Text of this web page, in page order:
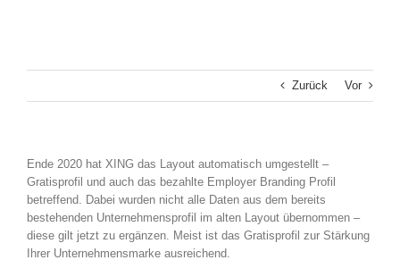
Zurück Vor
Ende 2020 hat XING das Layout automatisch umgestellt –
Gratisprofil und auch das bezahlte Employer Branding Profil
betreffend. Dabei wurden nicht alle Daten aus dem bereits
bestehenden Unternehmensprofil im alten Layout übernommen –
diese gilt jetzt zu ergänzen. Meist ist das Gratisprofil zur Stärkung
Ihrer Unternehmensmarke ausreichend.